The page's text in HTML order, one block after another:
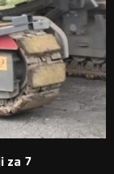
za 7